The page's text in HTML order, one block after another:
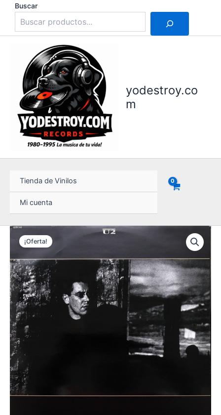
contenido
Buscar
yodestroy.co
m
Tienda de Vinilos
Mi cuenta
¡Oferta!